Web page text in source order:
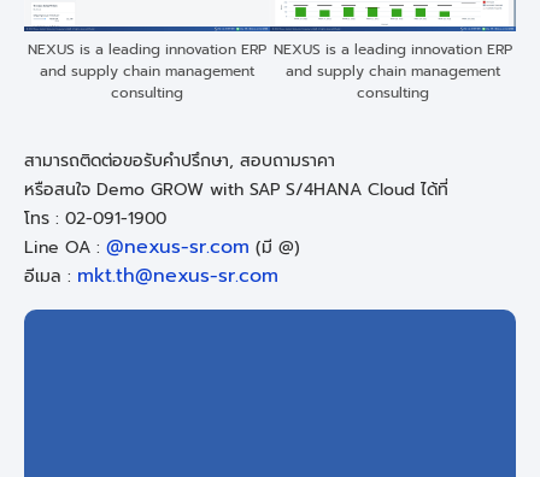
NEXUS is a leading innovation ERP
and supply chain management
consulting
NEXUS is a leading innovation ERP
and supply chain management
consulting
สามารถติดต่อขอรับคำปรึกษา, สอบถามราคา
หรือสนใจ Demo GROW with SAP S/4HANA Cloud ได้ที่
โทร : 02-091-1900
Line OA : @nexus-sr.com (มี @)
อีเมล : mkt.th@nexus-sr.com